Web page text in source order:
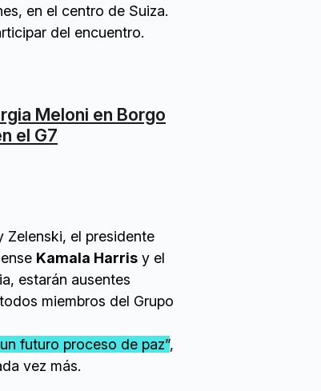
en el centro de Suiza.
del encuentro.
Meloni en Borgo
el G7
Zelenski, el presidente
Kamala Harris y el
estarán ausentes
miembros del Grupo
futuro proceso de paz”,
vez más.